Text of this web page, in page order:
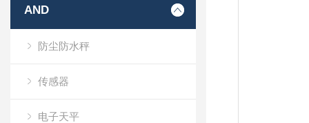
AND
防尘防水秤
传感器
电子天平